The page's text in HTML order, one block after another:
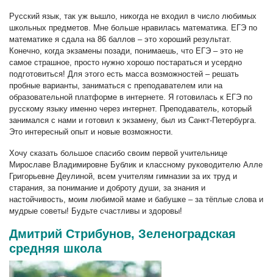
Русский язык, так уж вышло, никогда не входил в число любимых
школьных предметов. Мне больше нравилась математика. ЕГЭ по
математике я сдала на 86 баллов – это хороший результат.
Конечно, когда экзамены позади, понимаешь, что ЕГЭ – это не
самое страшное, просто нужно хорошо постараться и усердно
подготовиться! Для этого есть масса возможностей – решать
пробные варианты, заниматься с преподавателем или на
образовательной платформе в интернете. Я готовилась к ЕГЭ по
русскому языку именно через интернет. Преподаватель, который
занимался с нами и готовил к экзамену, был из Санкт-Петербурга.
Это интересный опыт и новые возможности.
Хочу сказать большое спасибо своим первой учительнице
Мирославе Владимировне Бублик и классному руководителю Алле
Григорьевне Деулиной, всем учителям гимназии за их труд и
старания, за понимание и доброту души, за знания и
настойчивость, моим любимой маме и бабушке – за тёплые слова и
мудрые советы! Будьте счастливы и здоровы!
Дмитрий Стрибунов, Зеленоградская
средняя школа